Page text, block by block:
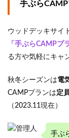
手ぶら
ウッドデッキサイ
「手ぶらCAMPプ
る方や気軽にキャ
秋冬シーズンは電
CAMPプランは定
（2023.11現在）
手ぶ